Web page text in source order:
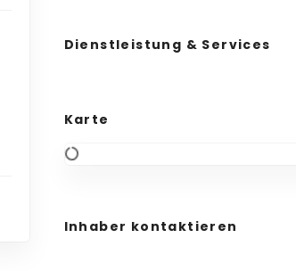
Dienstleistung & Services
Karte
Inhaber kontaktieren